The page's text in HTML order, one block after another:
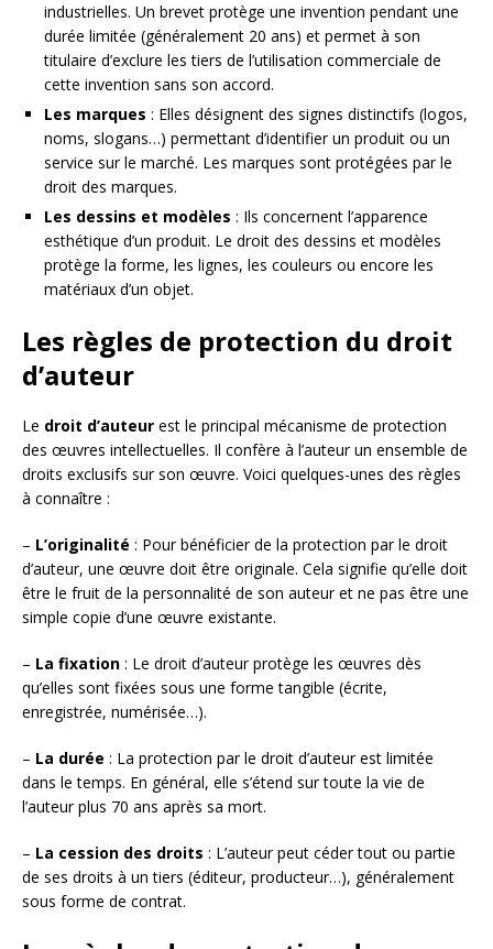
industrielles. Un brevet protège une invention pendant une
durée limitée (généralement 20 ans) et permet à son
titulaire d’exclure les tiers de l’utilisation commerciale de
cette invention sans son accord.
Les marques : Elles désignent des signes distinctifs (logos,
noms, slogans…) permettant d’identifier un produit ou un
service sur le marché. Les marques sont protégées par le
droit des marques.
Les dessins et modèles : Ils concernent l’apparence
esthétique d’un produit. Le droit des dessins et modèles
protège la forme, les lignes, les couleurs ou encore les
matériaux d’un objet.
Les règles de protection du droit
d’auteur
Le droit d’auteur est le principal mécanisme de protection
des œuvres intellectuelles. Il confère à l’auteur un ensemble de
droits exclusifs sur son œuvre. Voici quelques-unes des règles
à connaître :
– L’originalité : Pour bénéficier de la protection par le droit
d’auteur, une œuvre doit être originale. Cela signifie qu’elle doit
être le fruit de la personnalité de son auteur et ne pas être une
simple copie d’une œuvre existante.
– La fixation : Le droit d’auteur protège les œuvres dès
qu’elles sont fixées sous une forme tangible (écrite,
enregistrée, numérisée…).
– La durée : La protection par le droit d’auteur est limitée
dans le temps. En général, elle s’étend sur toute la vie de
l’auteur plus 70 ans après sa mort.
– La cession des droits : L’auteur peut céder tout ou partie
de ses droits à un tiers (éditeur, producteur…), généralement
sous forme de contrat.